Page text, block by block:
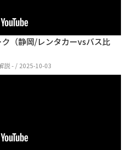
ク（静岡/レンタカーvsバス比
説 - / 2025-10-03